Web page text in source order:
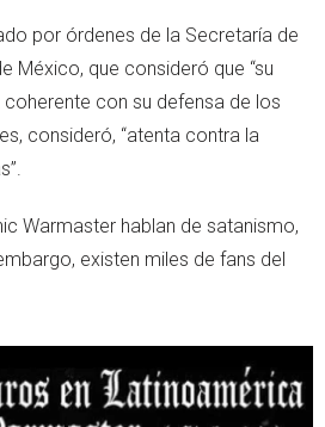
por órdenes de la Secretaría de
México, que consideró que “su
con su defensa de los
consideró, “atenta contra la
Warmaster hablan de satanismo,
existen miles de fans del